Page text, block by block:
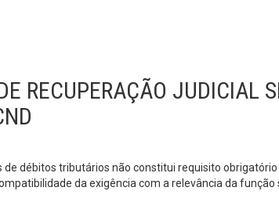
RECUPERAÇÃO JUDICIAL
débitos tributários não constitui requisito
da exigência com a relevância da função